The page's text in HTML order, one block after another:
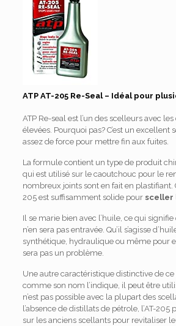
ATP AT-205 Re-Seal – Idéal pour
ATP Re-seal est l’un des scelleurs avec
élevées. Pourquoi pas? C’est un excellent
assez de force pour mettre fin aux fuites.
La formule contient un type de produit
qui est utilisé sur le caoutchouc pour le
nombreux joints sont en fait en plastifiant.
205 est suffisamment solide pour sceller
Il se marie bien avec l’huile, ce qui
n’en sera pas entravée. Qu’il s’agisse
synthétique, hydraulique ou même pour
sera pas un problème.
Une autre caractéristique distinctive de
comme son nom l’indique, il peut être
n’est pas possible avec la plupart des
l’absence de distillats de pétrole, l’AT-
sur les anciens scellants pour revitaliser